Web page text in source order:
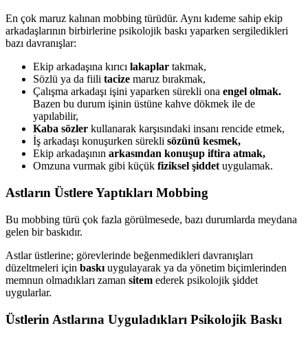
En çok maruz kalınan mobbing türüdür. Aynı kıdeme sahip ekip
arkadaşlarının birbirlerine psikolojik baskı yaparken sergiledikleri
bazı davranışlar:
Ekip arkadaşına kırıcı lakaplar takmak,
Sözlü ya da fiili tacize maruz bırakmak,
Çalışma arkadaşı işini yaparken sürekli ona engel olmak.
Bazen bu durum işinin üstüne kahve dökmek ile de
yapılabilir,
Kaba sözler kullanarak karşısındaki insanı rencide etmek,
İş arkadaşı konuşurken sürekli sözünü kesmek,
Ekip arkadaşının arkasından konuşup iftira atmak,
Omzuna vurmak gibi küçük fiziksel şiddet uygulamak.
Astların Üstlere Yaptıkları Mobbing
Bu mobbing türü çok fazla görülmesede, bazı durumlarda meydana
gelen bir baskıdır.
Astlar üstlerine; görevlerinde beğenmedikleri davranışları
düzeltmeleri için baskı uygulayarak ya da yönetim biçimlerinden
memnun olmadıkları zaman sitem ederek psikolojik şiddet
uygularlar.
Üstlerin Astlarına Uyguladıkları Psikolojik Baskı